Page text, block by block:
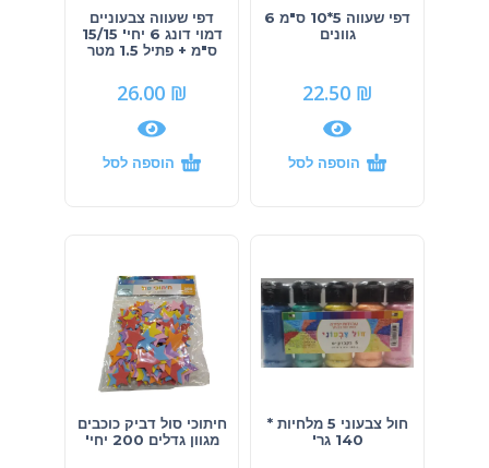
דפי שעווה 5*10 ס"מ 6
גוונים
22.50 ₪
הוספה לסל
דפי שעווה צבעוניים
דמוי דונג 6 יחי' 15/15
ס"מ + פתיל 1.5 מטר
26.00 ₪
הוספה לסל
חול צבעוני 5 מלחיות *
140 גר'
חיתוכי סול דביק כוכבים
מגוון גדלים 200 יחי'